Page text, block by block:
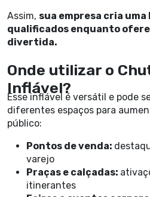
Assim, sua empresa cria uma
qualificados enquanto
divertida.
Onde utilizar o
Inflável?
Esse inflável é versátil e pode
diferentes espaços para
público:
Pontos de venda:
varejo
Praças e calçadas:
itinerantes